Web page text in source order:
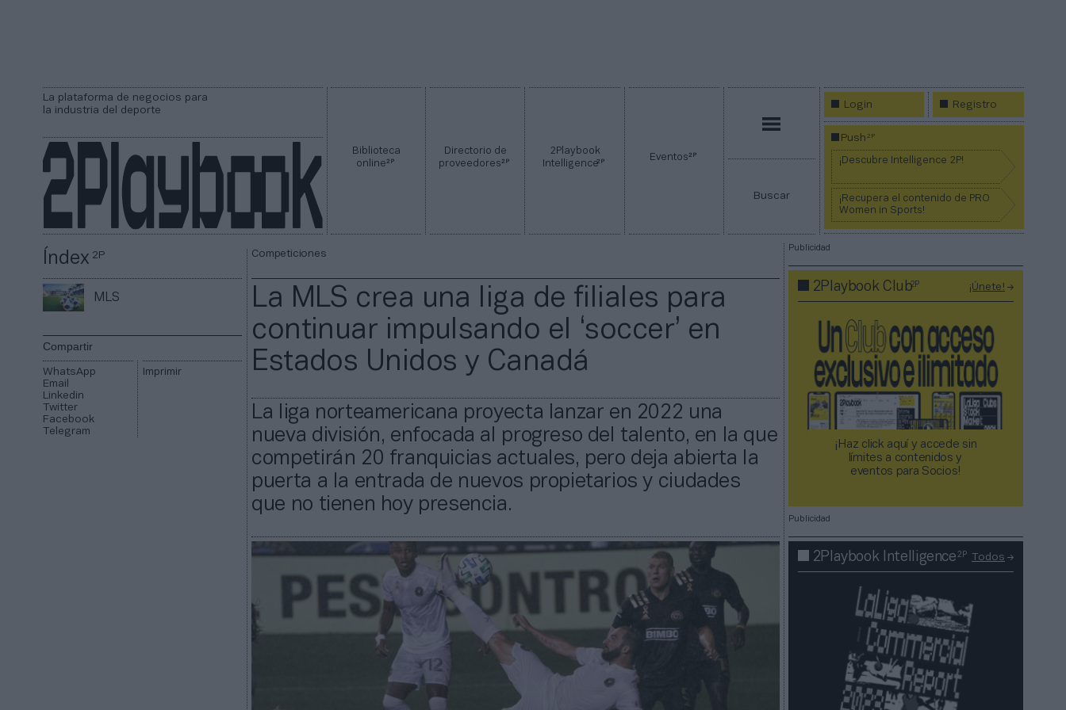
La plataforma de negocios para
la industria del deporte
Biblioteca
online2P
Directorio de
proveedores2P
2Playbook
Intelligence2P Eventos2P
Buscar
Login Registro
Push2P
¡Descubre Intelligence 2P!
¡Recupera el contenido de PRO
Women in Sports!
Índex2P
MLS
Compartir
WhatsApp
Email
Linkedin
Twitter
Facebook
Telegram
Imprimir
Competiciones
La MLS crea una liga de filiales para
continuar impulsando el ‘soccer’ en
Estados Unidos y Canadá
La liga norteamericana proyecta lanzar en 2022 una
nueva división, enfocada al progreso del talento, en la que
competirán 20 franquicias actuales, pero deja abierta la
puerta a la entrada de nuevos propietarios y ciudades
que no tienen hoy presencia.
Publicidad
2Playbook Club2P ¡Únete!
¡Haz click aquí y accede sin
límites a contenidos y
eventos para Socios!​​​​​​​
Publicidad
2Playbook Intelligence2P Todos